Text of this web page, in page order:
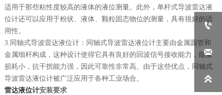
适用于那些粘性度较高的液体的液位测量。此外，单杆式导波雷达液
位计还可以应用于粉状、液体、颗粒固态物位的测量，具有很好的适
用性。
3.同轴式导波雷达液位计：同轴式导波雷达液位计主要由金属圆管和
金属细杆构成，这种设计使得它具有良好的回波信号接收能力，能量
损耗小，抗干扰能力强，因此可靠性非常高。由于这些优点，同轴式
导波雷达液位计被广泛应用于各种工业场合。
雷达液位计安装要求


